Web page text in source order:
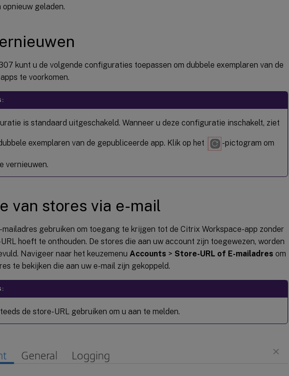
geladen.
kunt u de volgende configuraties toepassen om dubbele exemplaren van de
te voorkomen.
is standaard uitgeschakeld. Wanneer u deze configuratie inschakelt, ziet
exemplaren van de gepubliceerde app. Klik op het -pictogram om
vernieuwen.
van stores via e-mail
mailadres gebruiken om toegang te krijgen tot de Citrix Workspace-app zonder
hoeft te onthouden. De stores die aan uw account zijn toegewezen, worden
Navigeer naar het keuzemenu Accounts > Store-URL of E-mailadres om
te bekijken die aan uw e-mail zijn gekoppeld.
de store-URL gebruiken om u aan te melden.